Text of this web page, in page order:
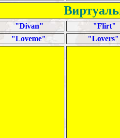
"Divan"
"Flirt"
"Loveme"
"Lovers"